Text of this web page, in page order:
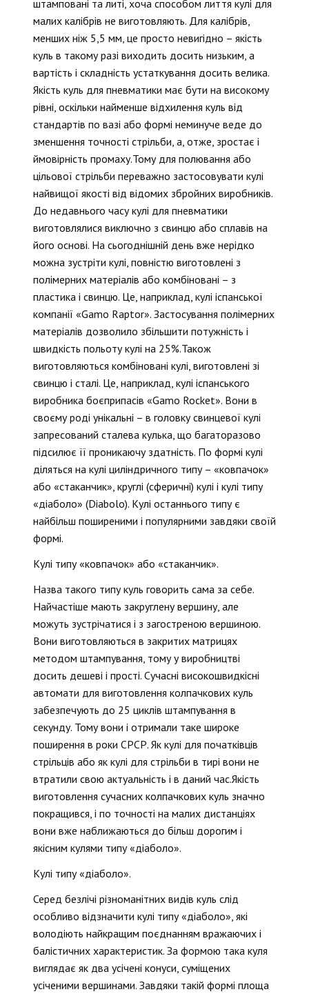
штамповані та литі, хоча способом лиття кулі для
малих калібрів не виготовляють. Для калібрів,
менших ніж 5,5 мм, це просто невигідно – якість
куль в такому разі виходить досить низьким, а
вартість і складність устаткування досить велика.
Якість куль для пневматики має бути на високому
рівні, оскільки найменше відхилення куль від
стандартів по вазі або формі неминуче веде до
зменшення точності стрільби, а, отже, зростає і
ймовірність промаху.Тому для полювання або
цільової стрільби переважно застосовувати кулі
найвищої якості від відомих збройних виробників.
До недавнього часу кулі для пневматики
виготовлялися виключно з свинцю або сплавів на
його основі. На сьогоднішній день вже нерідко
можна зустріти кулі, повністю виготовлені з
полімерних матеріалів або комбіновані – з
пластика і свинцю. Це, наприклад, кулі іспанської
компанії «Gamo Raptor». Застосування полімерних
матеріалів дозволило збільшити потужність і
швидкість польоту кулі на 25%.Також
виготовляються комбіновані кулі, виготовлені зі
свинцю і сталі. Це, наприклад, кулі іспанського
виробника боєприпасів «Gamo Rocket». Вони в
своєму роді унікальні – в головку свинцевої кулі
запресований сталева кулька, що багаторазово
підсилює її проникаючу здатність. По формі кулі
діляться на кулі циліндричного типу – «ковпачок»
або «стаканчик», круглі (сферичні) кулі і кулі типу
«діаболо» (Diabolo). Кулі останнього типу є
найбільш поширеними і популярними завдяки своїй
формі.
Кулі типу «ковпачок» або «стаканчик».
Назва такого типу куль говорить сама за себе.
Найчастіше мають закруглену вершину, але
можуть зустрічатися і з загостреною вершиною.
Вони виготовляються в закритих матрицях
методом штампування, тому у виробництві
досить дешеві і прості. Сучасні високошвидкісні
автомати для виготовлення колпачкових куль
забезпечують до 25 циклів штампування в
секунду. Тому вони і отримали таке широке
поширення в роки СРСР. Як кулі для початківців
стрільців або як кулі для стрільби в тирі вони не
втратили свою актуальність і в даний час.Якість
виготовлення сучасних колпачкових куль значно
покращився, і по точності на малих дистанціях
вони вже наближаються до більш дорогим і
якісним кулями типу «діаболо».
Кулі типу «діаболо».
Серед безлічі різноманітних видів куль слід
особливо відзначити кулі типу «діаболо», які
володіють найкращим поєднанням вражаючих і
балістичних характеристик. За формою така куля
виглядає як два усічені конуси, суміщених
усіченими вершинами. Завдяки такій формі площа